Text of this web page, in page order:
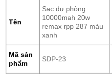
Tên
Sạc dự phòng
10000mah 20w
remax rpp 287 màu
xanh
Mã sản
phẩm
SDP-23